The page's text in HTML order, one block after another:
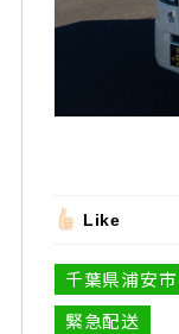
Like
千葉県浦安市
緊急配送